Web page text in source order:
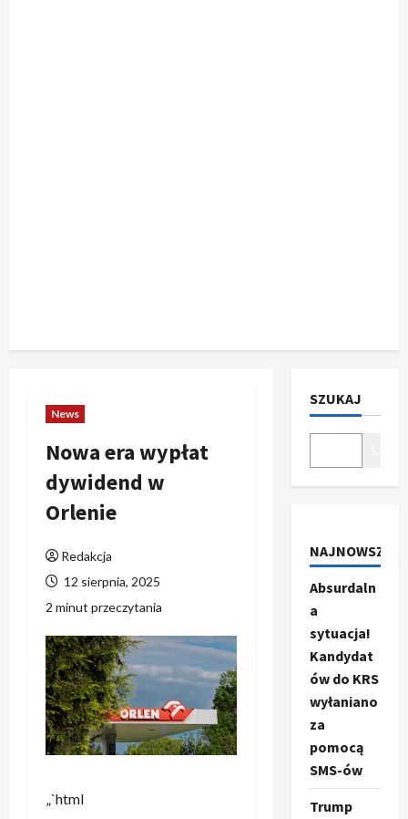
News
Nowa era wypłat
dywidend w
Orlenie
Redakcja
12 sierpnia, 2025
2 minut przeczytania
„`html
SZUKAJ
NAJNOWSZE
Absurdaln
a
sytuacja!
Kandydat
ów do KRS
wyłaniano
za
pomocą
SMS-ów
Trump